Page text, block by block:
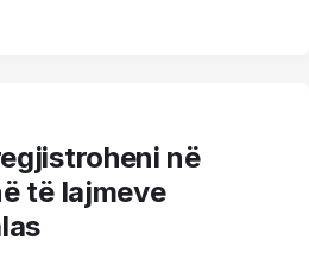
në
të lajmeve